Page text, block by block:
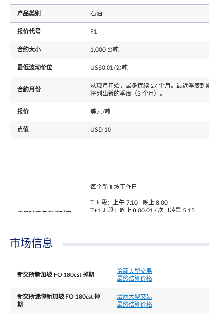
产品类别 石油
报价代号 F1
合约大小 1,000 公吨
最低波动价位 US$0.01/公吨
合約月份
从现月开始，最多连续 27 个月。最近季度到期后
将列出新的季度（3 个月）。
报价 美元/吨
点值 USD 10
交易时间(新加坡时间)
每个新加坡工作日
T 时段：上午 7.10 - 晚上 8.00
T+1 时段：晚上 8.00.01 - 次日凌晨 5.15
市场信息
新交所新加坡 FO 180cst 掉期
洽商大型交易
最终结算价格
新交所迷你新加坡 FO 180cst 掉
期
洽商大型交易
最终结算价格